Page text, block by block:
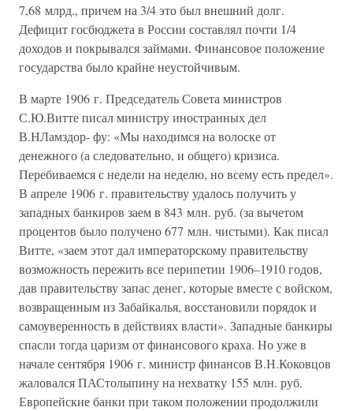
7,68 млрд., причем на 3/4 это был внешний долг.
Дефицит госбюджета в России составлял почти 1/4
доходов и покрывался займами. Финансовое положение
государства было крайне неустойчивым.
В марте 1906 г. Председатель Совета министров
С.Ю.Витте писал министру иностранных дел
В.НЛамздор- фу: «Мы находимся на волоске от
денежного (а следовательно, и общего) кризиса.
Перебиваемся с недели на неделю, но всему есть предел».
В апреле 1906 г. правительству удалось получить у
западных банкиров заем в 843 млн. руб. (за вычетом
процентов было получено 677 млн. чистыми). Как писал
Витте, «заем этот дал императорскому правительству
возможность пережить все перипетии 1906–1910 годов,
дав правительству запас денег, которые вместе с войском,
возвращенным из Забайкалья, восстановили порядок и
самоуверенность в действиях власти». Западные банкиры
спасли тогда царизм от финансового краха. Но уже в
начале сентября 1906 г. министр финансов В.Н.Коковцов
жаловался ПАСтолыпину на нехватку 155 млн. руб.
Европейские банки при таком положении продолжили